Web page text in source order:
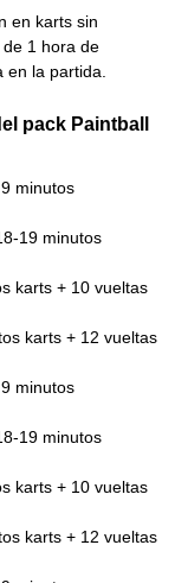
en karts sin
1 hora de
la partida.
pack Paintball
minutos
19 minutos
karts + 10 vueltas
karts + 12 vueltas
minutos
19 minutos
karts + 10 vueltas
karts + 12 vueltas